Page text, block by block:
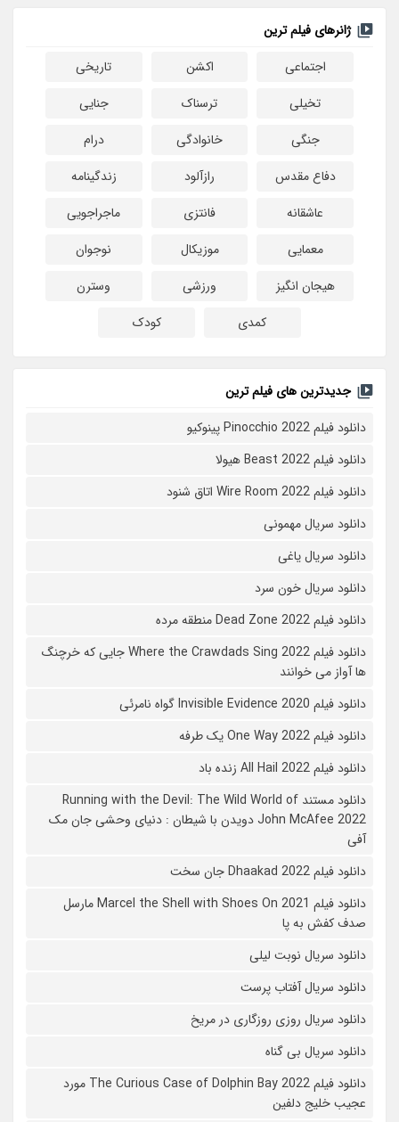
ژانرهای فیلم ترین
اجتماعی
اکشن
تاریخی
تخیلی
ترسناک
جنایی
جنگی
خانوادگی
درام
دفاع مقدس
رازآلود
زندگینامه
عاشقانه
فانتزی
ماجراجویی
معمایی
موزیکال
نوجوان
هیجان انگیز
ورزشی
وسترن
کمدی
کودک
جدیدترین های فیلم ترین
دانلود فیلم Pinocchio 2022 پینوکیو
دانلود فیلم Beast 2022 هیولا
دانلود فیلم Wire Room 2022 اتاق شنود
دانلود سریال مهمونی
دانلود سریال یاغی
دانلود سریال خون سرد
دانلود فیلم 2022 Dead Zone منطقه مرده
دانلود فیلم Where the Crawdads Sing 2022 جایی که خرچنگ
ها آواز می خوانند
دانلود فیلم 2020 Invisible Evidence گواه نامرئی
دانلود فیلم One Way 2022 یک طرفه
دانلود فیلم All Hail 2022 زنده باد
دانلود مستند Running with the Devil: The Wild World of
John McAfee 2022 دویدن با شیطان : دنیای وحشی جان مک
آفی
دانلود فیلم Dhaakad 2022 جان سخت
دانلود فیلم Marcel the Shell with Shoes On 2021 مارسل
صدف کفش به پا
دانلود سریال نوبت لیلی
دانلود سریال آفتاب پرست
دانلود سریال روزی روزگاری در مریخ
دانلود سریال بی گناه
دانلود فیلم The Curious Case of Dolphin Bay 2022 مورد
عجیب خلیج دلفین